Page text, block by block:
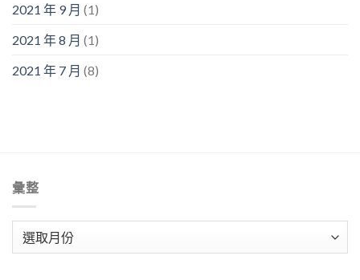
2021 年 9 月 (1)
2021 年 8 月 (1)
2021 年 7 月 (8)
彙整